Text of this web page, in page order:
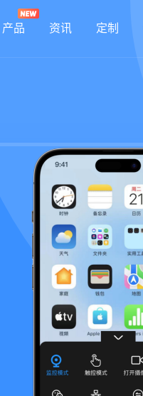
产品 资讯 定制